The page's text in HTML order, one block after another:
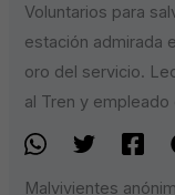
Voluntarios para
estación admirada
oro del servicio.
al Tren y
Malvivientes